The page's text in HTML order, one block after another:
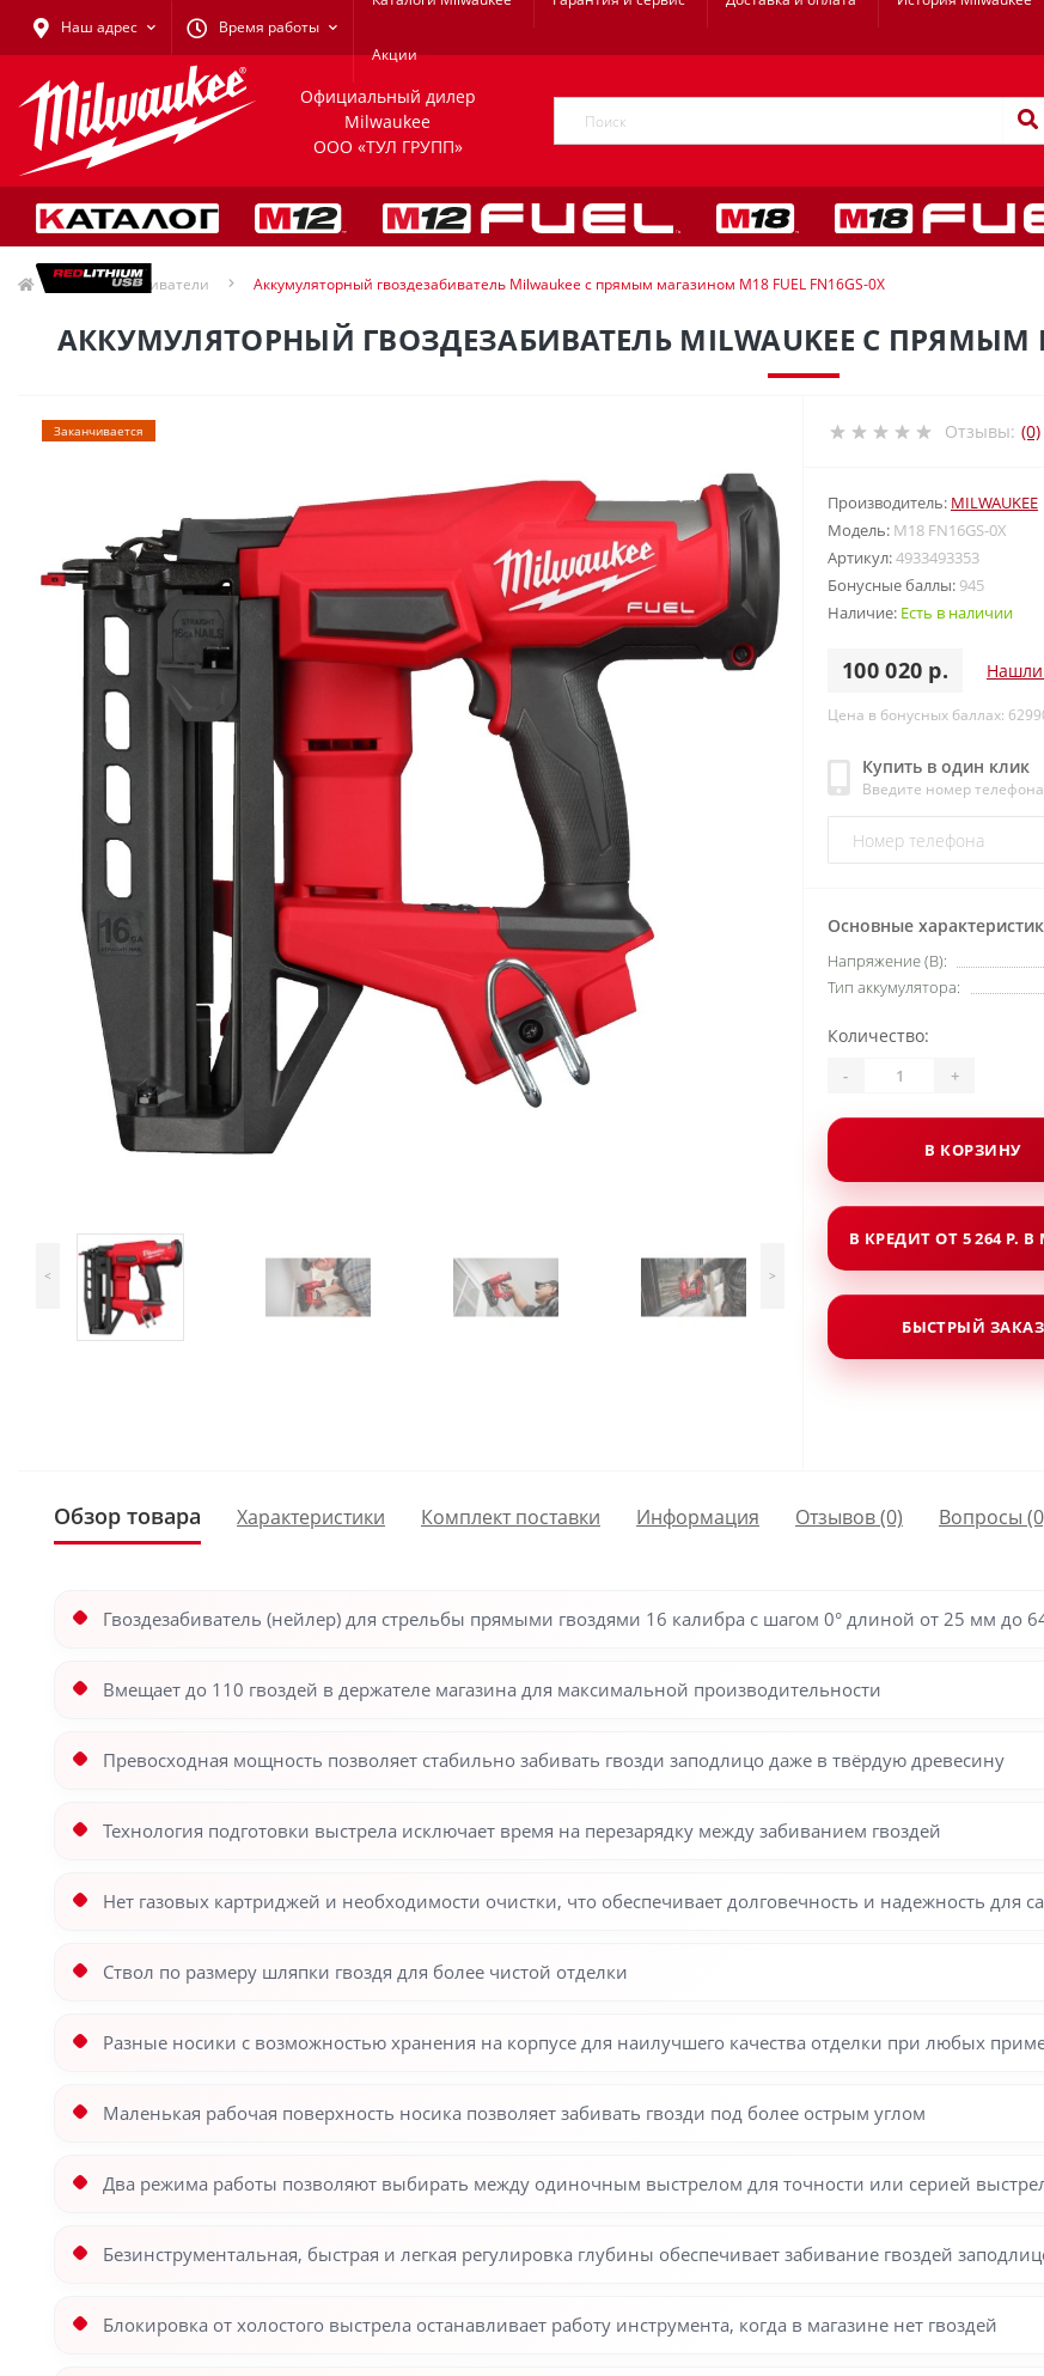
Наш адрес Время работы
Акции
Официальный дилер
Milwaukee
ООО «ТУЛ ГРУПП»
Гвоздезабиватели Аккумуляторный гвоздезабиватель Milwaukee с прямым магазином M18 FUEL FN16GS-0X
АККУМУЛЯТОРНЫЙ ГВОЗДЕЗАБИВАТЕЛЬ MILWAUKEE С ПРЯМЫМ
Заканчивается
< >
Отзывы: (0)
Производитель: MILWAUKEE
Модель: M18 FN16GS-0X
Артикул:4933493353
Бонусные баллы: 945
Наличие: Есть в наличии
100 020 р. Нашли
Цена в бонусных баллах:
Купить в один клик
Введите номер
Основные
Напряжение (В):
Тип аккумулятора:
Количество:
- +
В КОРЗИНУ
В КРЕДИТ ОТ 5 264 Р. В
БЫСТРЫЙ ЗАКАЗ
Обзор товара Характеристики Комплект поставки Информация Отзывов (0) Вопросы
Гвоздезабиватель (нейлер) для стрельбы прямыми гвоздями 16 калибра с шагом 0° длиной от 25 мм до
Вмещает до 110 гвоздей в держателе магазина для максимальной производительности
Превосходная мощность позволяет стабильно забивать гвозди заподлицо даже в твёрдую древесину
Технология подготовки выстрела исключает время на перезарядку между забиванием гвоздей
Нет газовых картриджей и необходимости очистки, что обеспечивает долговечность и надежность для
Ствол по размеру шляпки гвоздя для более чистой отделки
Разные носики с возможностью хранения на корпусе для наилучшего качества отделки при любых
Маленькая рабочая поверхность носика позволяет забивать гвозди под более острым углом
Два режима работы позволяют выбирать между одиночным выстрелом для точности или серией
Безинструментальная, быстрая и легкая регулировка глубины обеспечивает забивание гвоздей
Блокировка от холостого выстрела останавливает работу инструмента, когда в магазине нет гвоздей